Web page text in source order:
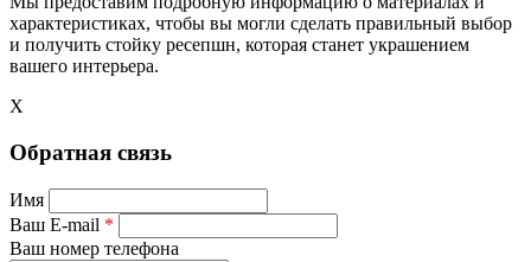
характеристиках, чтобы вы могли сделать правильный выбор
и получить стойку ресепшн, которая станет украшением
вашего интерьера.
X
Обратная связь
Имя
Ваш E-mail *
Ваш номер телефона